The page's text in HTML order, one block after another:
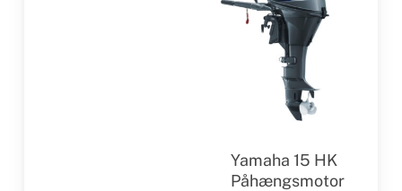
Yamaha 15 HK
Påhængsmotor